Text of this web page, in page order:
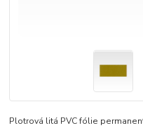
Plotrová litá PVC fólie